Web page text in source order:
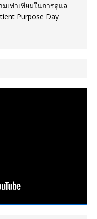
มเท่าเทียมในการดูแล
Purpose Day